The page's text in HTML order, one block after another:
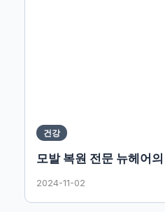
건강
모발 복원 전문 뉴헤어
2024-11-02